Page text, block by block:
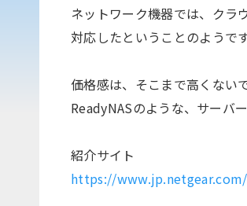
ネットワーク機器では、クラ
対応したということのようです
価格感は、そこまで高くない
ReadyNASのような、サーバ
紹介サイト
https://